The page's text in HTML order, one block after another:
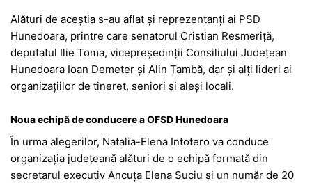
Alături de aceștia s-au aflat și reprezentanți ai PSD
Hunedoara, printre care senatorul Cristian Resmeriță,
deputatul Ilie Toma, vicepreședinții Consiliului Județean
Hunedoara Ioan Demeter și Alin Țambă, dar și alți lideri ai
organizațiilor de tineret, seniori și aleși locali.
Noua echipă de conducere a OFSD Hunedoara
În urma alegerilor, Natalia-Elena Intotero va conduce
organizația județeană alături de o echipă formată din
secretarul executiv Ancuța Elena Suciu și un număr de 20